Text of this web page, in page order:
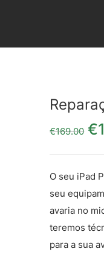
€169.00 O
€
O seu iPad
seu
avaria no
teremos
para a sua